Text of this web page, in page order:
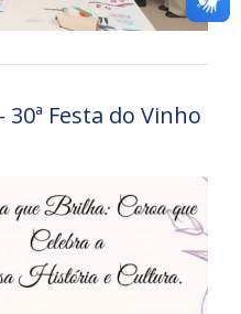
Festa do Vinho